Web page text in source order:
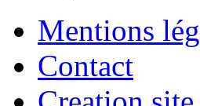
Mentions
Contact